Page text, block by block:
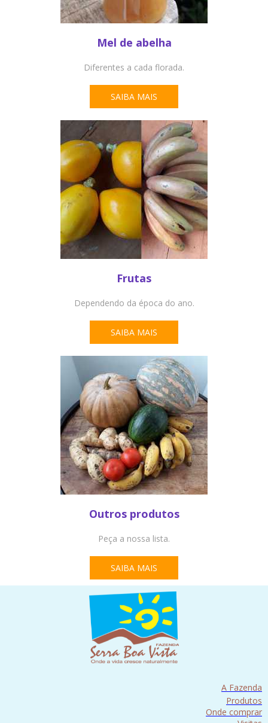
Mel de abelha
Diferentes a cada florada.
SAIBA MAIS
Frutas
Dependendo da época do ano.
SAIBA MAIS
Outros produtos
Peça a nossa lista.
SAIBA MAIS
A Fazenda
Produtos
Onde comprar